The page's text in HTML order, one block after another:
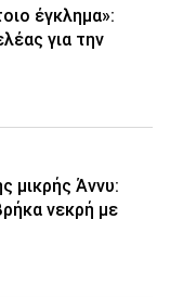
έγκλημα»:
για την
μικρής Άννυ:
νεκρή με